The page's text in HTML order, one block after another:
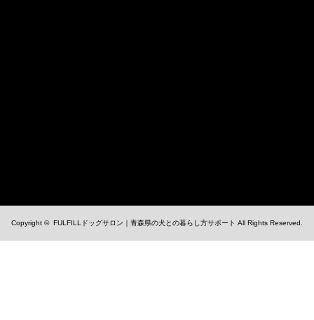
Copyright © FULFILLドッグサロン｜青森県の犬との暮らし方サポート All Rights Reserved.